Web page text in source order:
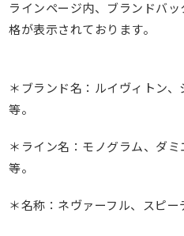
ラインページ内、ブランドバ
格が表示されております。
＊ブランド名：ルイヴィトン
等。
＊ライン名：モノグラム、ダ
等。
＊名称：ネヴァーフル、スピー